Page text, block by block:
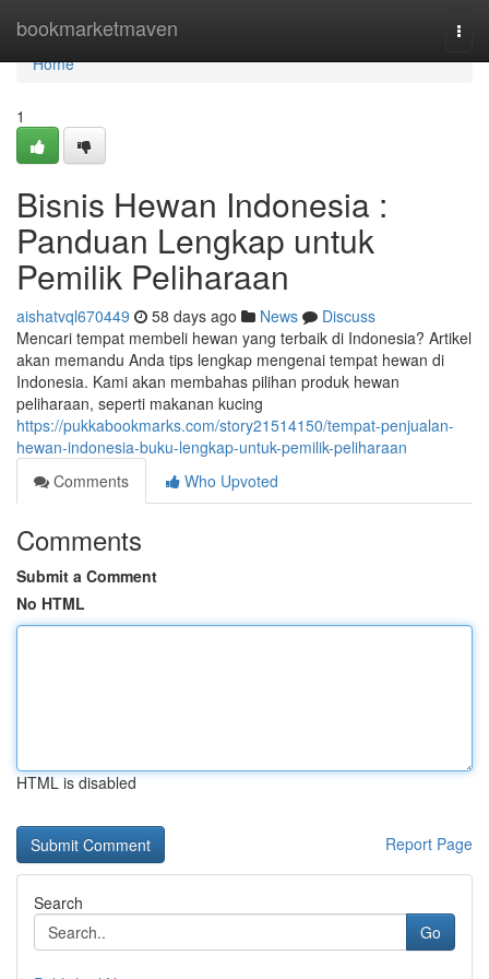
bookmarketmaven
Home
Home
1
Bisnis Hewan Indonesia :
Panduan Lengkap untuk
Pemilik Peliharaan
aishatvql670449 58 days ago News
Discuss
Mencari tempat membeli hewan yang terbaik di Indonesia? Artikel
akan memandu Anda tips lengkap mengenai tempat hewan di
Indonesia. Kami akan membahas pilihan produk hewan
peliharaan, seperti makanan kucing
https://pukkabookmarks.com/story21514150/tempat-penjualan-
hewan-indonesia-buku-lengkap-untuk-pemilik-peliharaan
Comments
Who Upvoted
Comments
Submit a Comment
No HTML
HTML is disabled
Report Page
Search
Go